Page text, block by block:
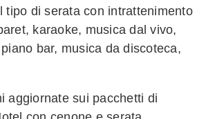
tipo di serata con intrattenimento
karaoke, musica dal vivo,
bar, musica da discoteca,
aggiornate sui pacchetti di